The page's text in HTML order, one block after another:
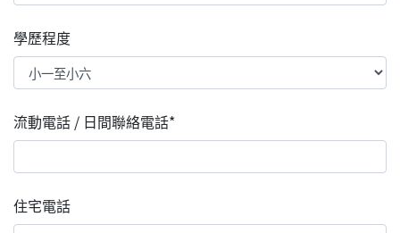
學歷程度
流動電話 / 日間聯絡電話*
住宅電話